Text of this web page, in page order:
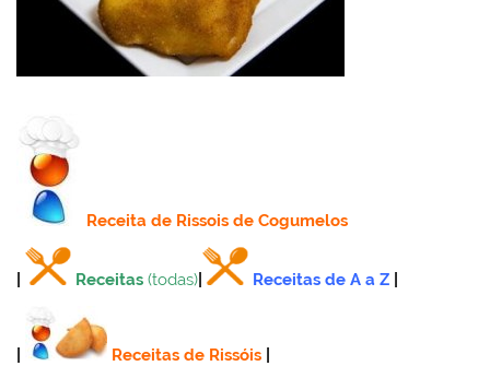
Receitade Rissois de Cogumelos
Receitas (todas) Receitas de A a Z
Receitas de Rissóis